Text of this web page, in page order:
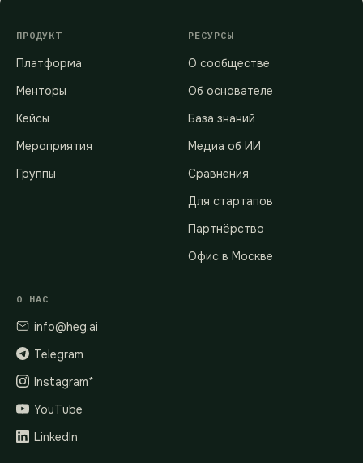
ПРОДУКТ
Платформа
Менторы
Кейсы
Мероприятия
Группы
РЕСУРСЫ
О сообществе
Об основателе
База знаний
Медиа об ИИ
Сравнения
Для стартапов
Партнёрство
Офис в Москве
О НАС
info@heg.ai
Telegram
Instagram*
YouTube
LinkedIn